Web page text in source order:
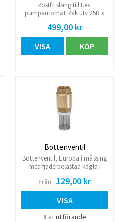
Rostfri slang till t.ex.
pumpautomat Rak utv 25R x
mm.
499,00 kr
VISA KÖP
Bottenventil
Bottenventil, Europa i mässing
med fjäderbelastad kägla i
Oberoende av läge.
Arbetstemperatur -20°C/+100°C.
Rostfri sil, maskstorlek Dim.
mm.
Från 129,00 kr
VISA
8 st utförande